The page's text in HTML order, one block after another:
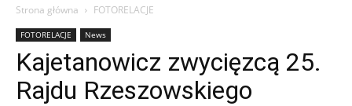
Strona główna FOTORELACJE
FOTORELACJE News
Kajetanowicz zwycięzcą 25.
Rajdu Rzeszowskiego